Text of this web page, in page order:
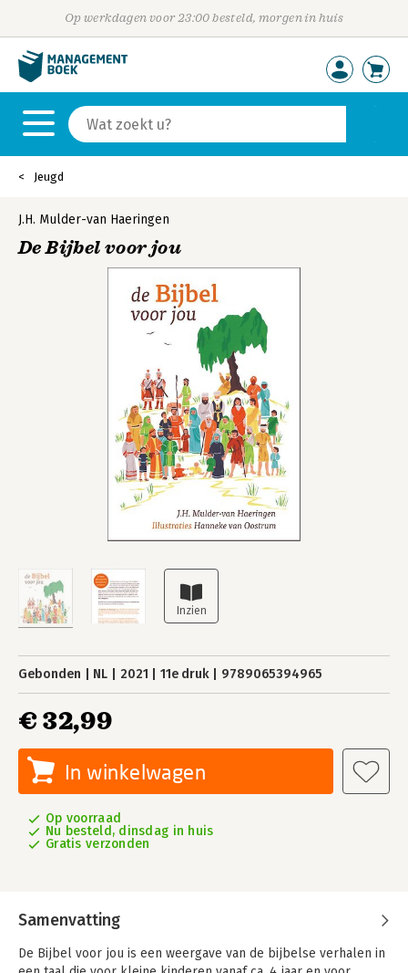
Op werkdagen voor 23:00 besteld, morgen in huis
Jeugd
J.H. Mulder-van Haeringen
De Bijbel voor jou
Gebonden NL 2021 11e druk 9789065394965
€ 32,99
In winkelwagen
Op voorraad
Nu besteld, dinsdag in huis
Gratis verzonden
Samenvatting
De Bijbel voor jou is een weergave van de bijbelse verhalen in